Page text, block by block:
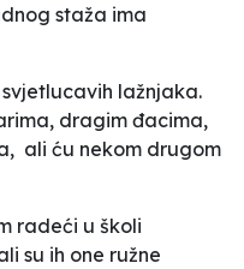
staža ima
lažnjaka.
dragim đacima,
ali ću nekom drugom
radeći u školi
su ih one ružne